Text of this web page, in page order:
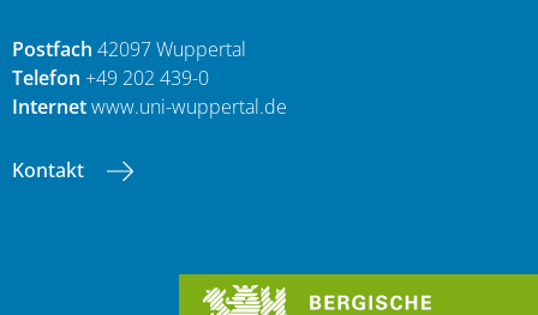
Postfach 42097 Wuppertal
Telefon +49 202 439-0
Internetwww.uni-wuppertal.de
Kontakt